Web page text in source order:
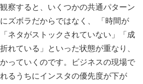
察すると、いくつかの共通パターン
ズボラだからではなく、 「時間が
ネタがストックされていない」「成
れている」といった状態が重なり、
っていくのです。ビジネスの現場で
るうちにインスタの優先度が下が